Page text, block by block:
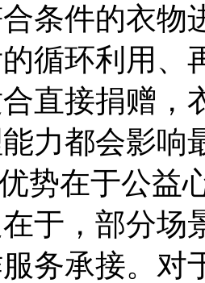
条件的衣物
循环利用、
直接捐赠，
力都会影响
势在于公益
于，部分场
务承接。对